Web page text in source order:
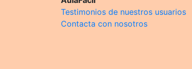
Testimonios de nuestros usuarios
Contacta con nosotros